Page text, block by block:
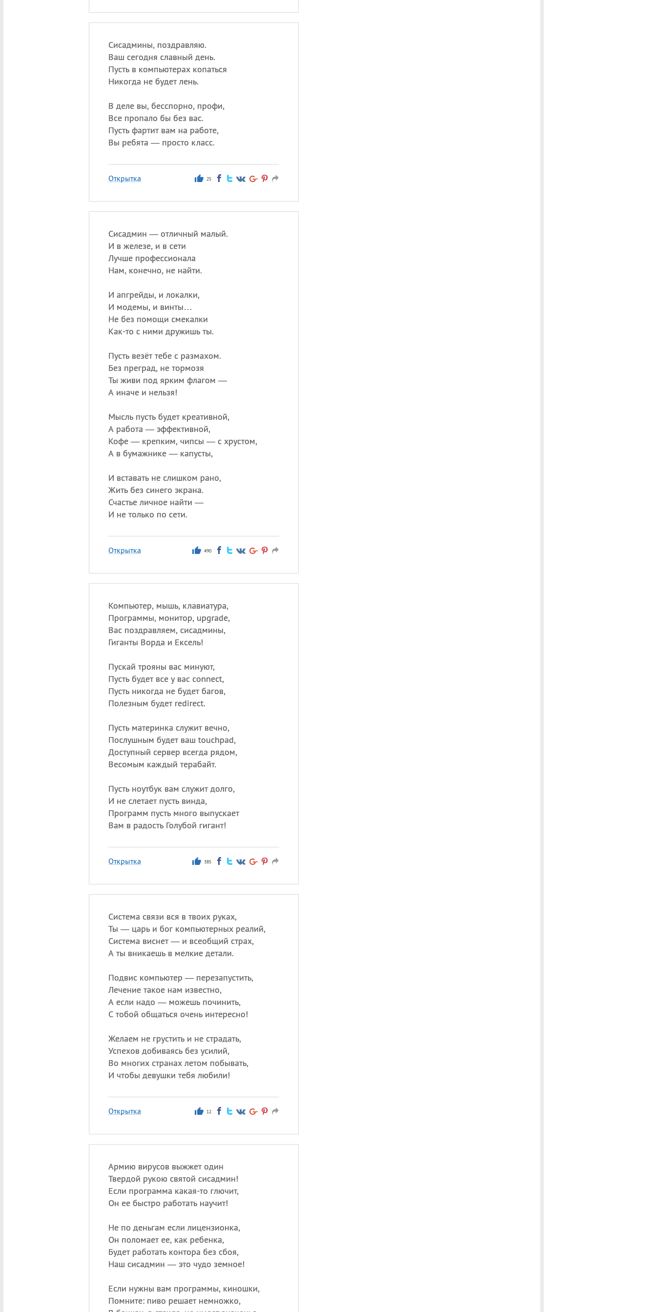
Сисадмины, поздравляю.
Ваш сегодня славный день.
Пусть в компьютерах копаться
Никогда не будет лень.
В деле вы, бесспорно, профи,
Все пропало бы без вас.
Пусть фартит вам на работе,
Вы ребята — просто класс.
Открытка 25
Сисадмин — отличный малый.
И в железе, и в сети
Лучше профессионала
Нам, конечно, не найти.
И апгрейды, и локалки,
И модемы, и винты…
Не без помощи смекалки
Как-то с ними дружишь ты.
Пусть везёт тебе с размахом.
Без преград, не тормозя
Ты живи под ярким флагом —
А иначе и нельзя!
Мысль пусть будет креативной,
А работа — эффективной,
Кофе — крепким, чипсы — с хрустом,
А в бумажнике — капусты,
И вставать не слишком рано,
Жить без синего экрана.
Счастье личное найти —
И не только по сети.
Открытка 490
Компьютер, мышь, клавиатура,
Программы, монитор, upgrade,
Вас поздравляем, сисадмины,
Гиганты Ворда и Ексель!
Пускай трояны вас минуют,
Пусть будет все у вас connect,
Пусть никогда не будет багов,
Полезным будет redirect.
Пусть материнка служит вечно,
Послушным будет ваш touchpad,
Доступный сервер всегда рядом,
Весомым каждый терабайт.
Пусть ноутбук вам служит долго,
И не слетает пусть винда,
Программ пусть много выпускает
Вам в радость Голубой гигант!
Открытка 385
Система связи вся в твоих руках,
Ты — царь и бог компьютерных реалий,
Система виснет — и всеобщий страх,
А ты вникаешь в мелкие детали.
Подвис компьютер — перезапустить,
Лечение такое нам известно,
А если надо — можешь починить,
С тобой общаться очень интересно!
Желаем не грустить и не страдать,
Успехов добиваясь без усилий,
Во многих странах летом побывать,
И чтобы девушки тебя любили!
Открытка 12
Армию вирусов выжжет один
Твердой рукою святой сисадмин!
Если программа какая-то глючит,
Он ее быстро работать научит!
Не по деньгам если лицензионка,
Он поломает ее, как ребенка,
Будет работать контора без сбоя,
Наш сисадмин — это чудо земное!
Если нужны вам программы, киношки,
Помните: пиво решает немножко,